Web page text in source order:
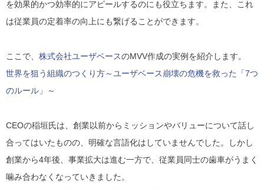
を効果的かつ効率的にアピールするのにも役立ちます。また、これ
は従業員の定着率の向上にも繋げることができます。
ここで、 株式会社ユーザベースのMVV作成の実例を紹介します。
世界を狙う組織のつくり方～ユーザベース崩壊の危機を救った「7つ
のルール」～
CEOの稲垣氏は、創業以前からミッションやバリューについて話し
合ってはいたものの、明確な言語化はしていませんでした。
しかし
創業から4年後、事業拡大は進む一方で、従業員同士の歯車がうまく
噛み合わなくなっていきました。